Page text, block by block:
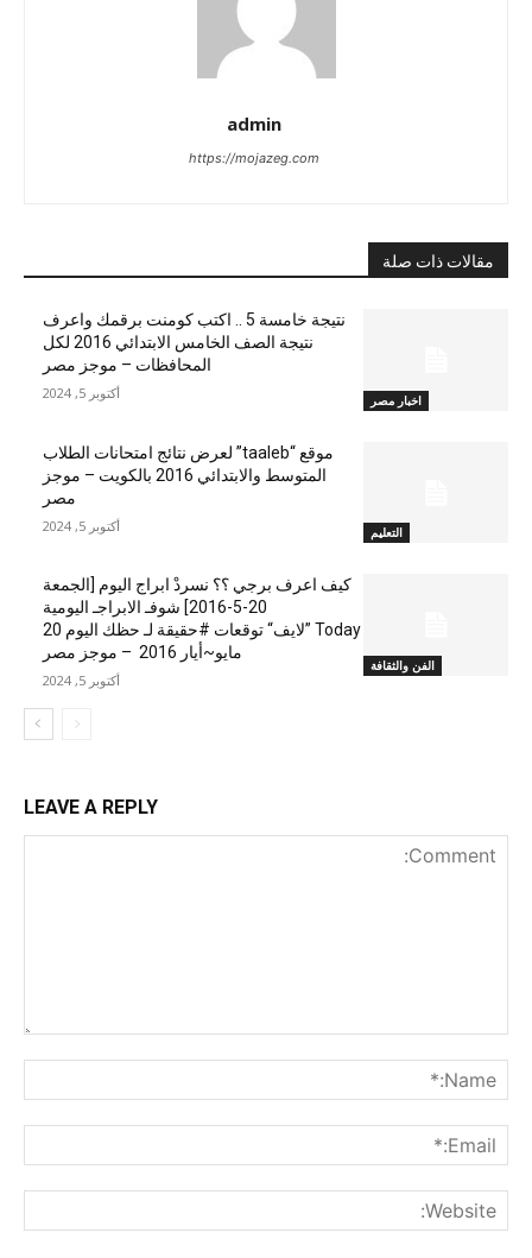
admin
https://mojazeg.com
مقالات ذات صلة
اخبار مصر
نتيجة خامسة 5 .. اكتب كومنت برقمك واعرف
نتيجة الصف الخامس الابتدائي 2016 لكل
المحافظات – موجز مصر
أكتوبر 5, 2024
التعليم
موقع “taaleb” لعرض نتائج امتحانات الطلاب
المتوسط والابتدائي 2016 بالكويت – موجز
مصر
أكتوبر 5, 2024
الفن والثقافة
كيف اعرف برجي ؟؟ نسردْ ابراج اليوم [الجمعة
20-5-2016] شوفـ الابراجـ اليومية
Today ”لايف“ توقعات #حقيقة لـ حظك اليوم 20
مايو~أيار 2016 – موجز مصر
أكتوبر 5, 2024
LEAVE A REPLY